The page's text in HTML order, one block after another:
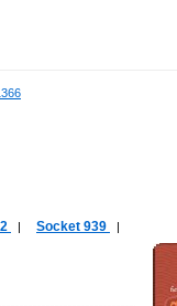
| Socket 939 |